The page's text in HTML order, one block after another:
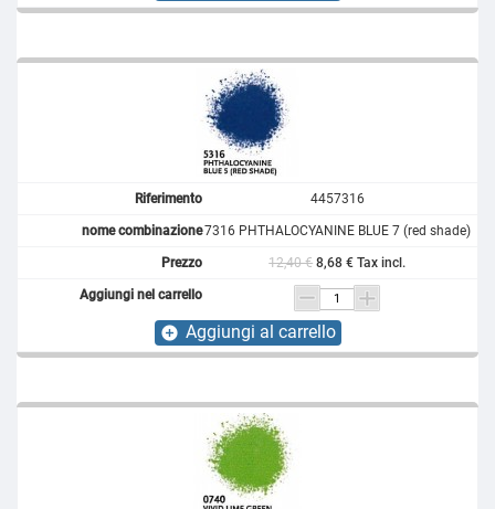
4457316
7316 PHTHALOCYANINE BLUE 7 (red shade)
12,40 € 8,68 € Tax incl.
add_circle Aggiungi al carrello